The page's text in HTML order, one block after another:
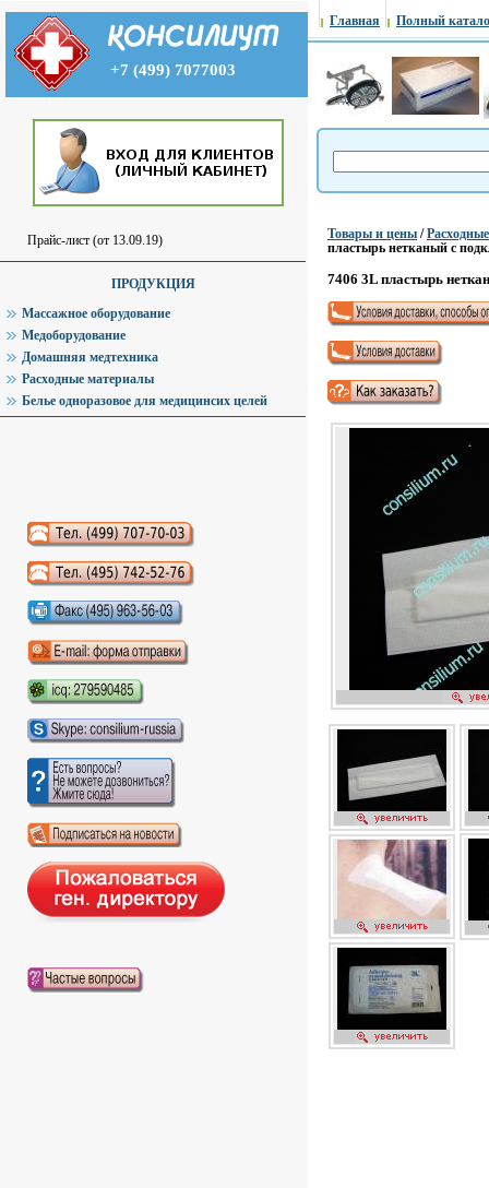
+7 (499) 7077003
Прайс-лист (от 13.09.19)
ПРОДУКЦИЯ
Массажное оборудование
Медоборудование
Домашняя медтехника
Расходные материалы
Белье одноразовое для медицинсих целей
Аудиокниги слушать онлайн
Главная Полный
Товары и цены /
пластырь нетканый с
7406 3L пластырь